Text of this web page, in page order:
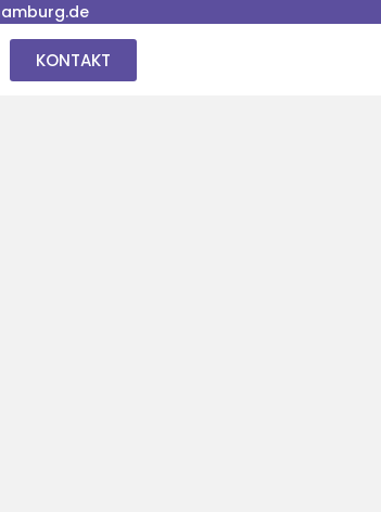
KONTAKT